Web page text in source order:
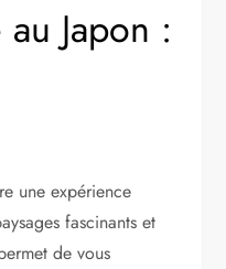
Japon :
une expérience
fascinants et
de vous